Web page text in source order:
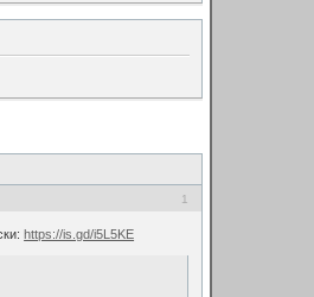
1
https://is.gd/i5L5KE